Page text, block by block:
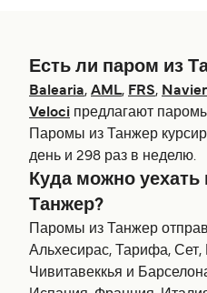
Есть ли паром из
Balearia, AML, FRS,
Veloci предлагают
Паромы из Танжер
день и 298 раз в неделю.
Куда можно уехать
Танжер?
Паромы из Танжер
Альхесирас, Тарифа, Сет,
Чивитавеккья и